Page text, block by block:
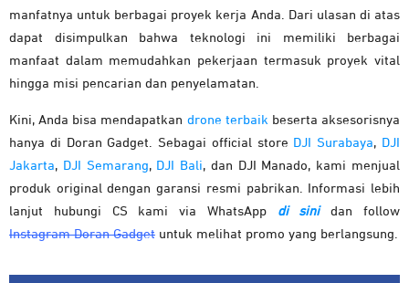
manfatnya untuk berbagai proyek kerja Anda. Dari ulasan di atas
dapat disimpulkan bahwa teknologi ini memiliki berbagai
manfaat dalam memudahkan pekerjaan termasuk proyek vital
hingga misi pencarian dan penyelamatan.
Kini, Anda bisa mendapatkan drone terbaik beserta aksesorisnya
hanya di Doran Gadget. Sebagai official store DJI Surabaya, DJI
Jakarta, DJI Semarang, DJI Bali, dan DJI Manado, kami menjual
produk original dengan garansi resmi pabrikan. Informasi lebih
lanjut hubungi CS kami via WhatsApp di sinidan follow
Instagram Doran Gadget untuk melihat promo yang berlangsung.